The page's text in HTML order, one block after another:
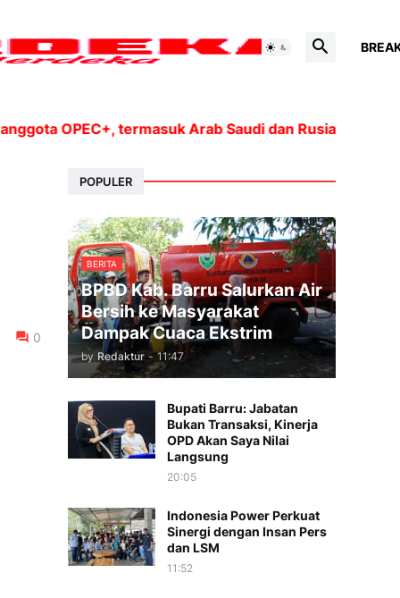
OPEC+, termasuk Arab Saudi dan Rusia, akan
0
POPULER
BERITA
BPBD Kab. Barru Salurkan Air
Bersih ke Masyarakat
Dampak Cuaca Ekstrim
by Redaktur - 11:47
Bupati Barru: Jabatan
Bukan Transaksi, Kinerja
OPD Akan Saya Nilai
Langsung
20:05
Indonesia Power Perkuat
Sinergi dengan Insan Pers
dan LSM
11:52